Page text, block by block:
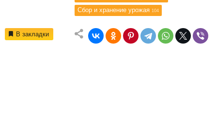
Сбор и хранение урожая 104
В закладки